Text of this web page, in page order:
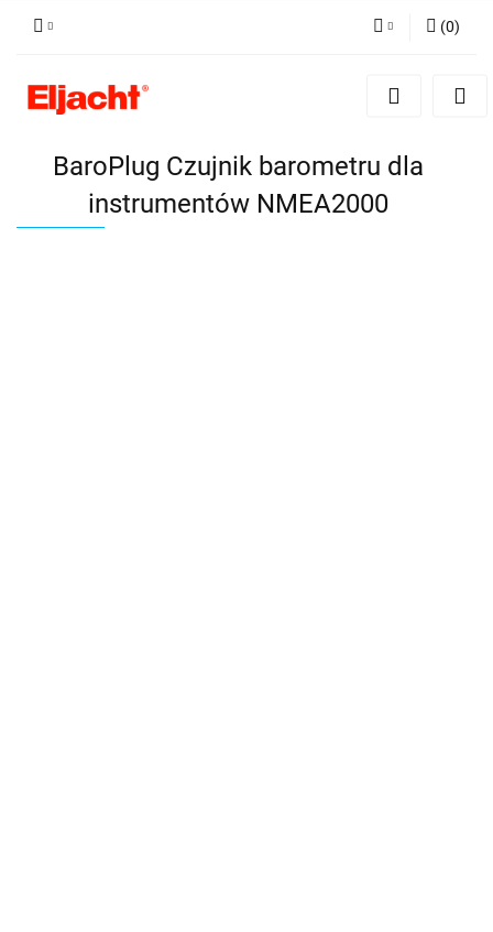
Zaloguj się
(0)
BaroPlug Czujnik barometru dla
instrumentów NMEA2000